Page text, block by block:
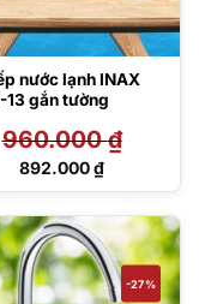
nước lạnh INAX
13 gắn tường
960.000₫
Giá
960.000 ₫.
892.000₫
Giá
tại
là:
892.000 ₫.
-27%